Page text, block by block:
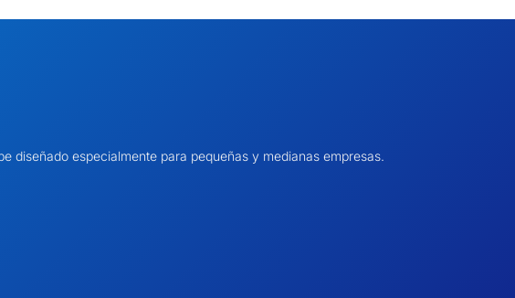
diseñado especialmente para pequeñas y medianas empresas.